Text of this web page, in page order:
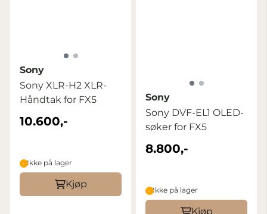
Sony
Sony XLR-H2 XLR-
Håndtak for FX5
10.600,-
Ikke på lager
Kjøp
Sony
Sony DVF-EL1 OLED-
søker for FX5
8.800,-
Ikke på lager
Kjøp